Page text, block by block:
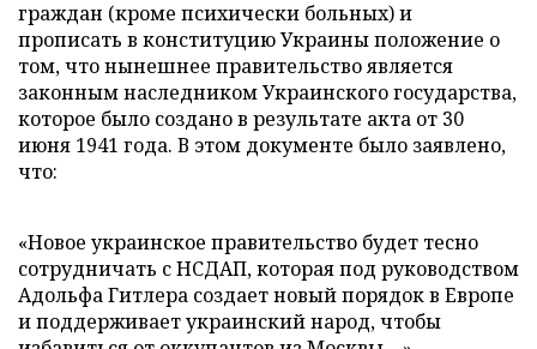
граждан (кроме психически больных) и
прописать в конституцию Украины положение о
том, что нынешнее правительство является
законным наследником Украинского государства,
которое было создано в результате акта от 30
июня 1941 года. В этом документе было заявлено,
что:
«Новое украинское правительство будет тесно
сотрудничать с НСДАП, которая под руководством
Адольфа Гитлера создает новый порядок в Европе
и поддерживает украинский народ, чтобы